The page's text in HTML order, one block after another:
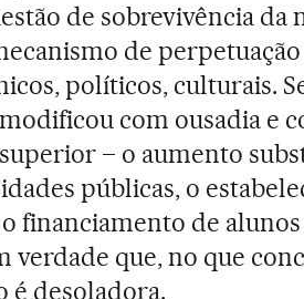
de sobrevivência da
de
políticos, culturais.
com ousadia e
– o aumento
públicas, o
o financiamento de
verdade que, no que
é desoladora.